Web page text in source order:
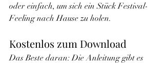
oder einfach, um sich ein Stück Festival-
Feeling nach Hause zu holen.
Kostenlos zum Download
Das Beste daran: Die Anleitung gibt es